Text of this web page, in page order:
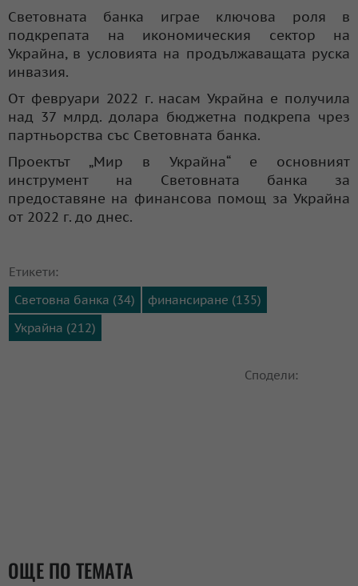
Световната банка играе ключова роля в
подкрепата на икономическия сектор на
Украйна, в условията на продължаващата руска
инвазия.
От февруари 2022 г. насам Украйна е получила
над 37 млрд. долара бюджетна подкрепа чрез
партньорства със Световната банка.
Проектът „Мир в Украйна“ е основният
инструмент на Световната банка за
предоставяне на финансова помощ за Украйна
от 2022 г. до днес.
Етикети:
Световна банка (34)
финансиране (135)
Украйна (212)
Сподели:
ОЩЕ ПО ТЕМАТА